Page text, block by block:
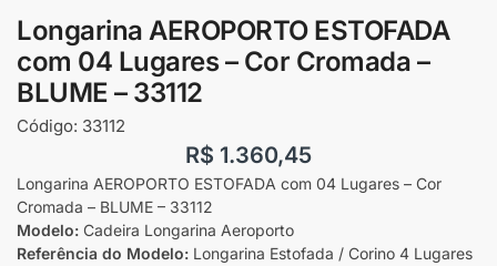
Longarina AEROPORTO ESTOFADA
com 04 Lugares – Cor Cromada –
BLUME – 33112
Código: 33112
R$ 1.360,45
Longarina AEROPORTO ESTOFADA com 04 Lugares – Cor
Cromada – BLUME – 33112
Modelo: Cadeira Longarina Aeroporto
Referência do Modelo: Longarina Estofada / Corino 4 Lugares